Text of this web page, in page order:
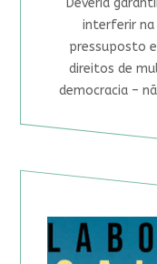
Deveria
interferir na
pressuposto
direitos de
democracia –